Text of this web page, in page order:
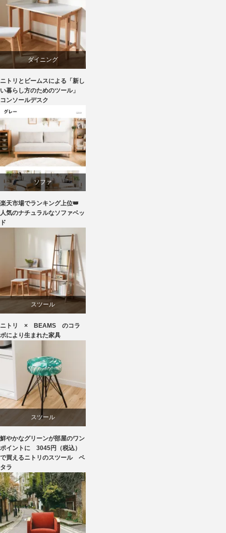
ブランディング
マーケティング
ライフスタイル
ダイニング
テーブル
ビーチ
ブランディング
マーケティング
家具
ニトリとビームスによる「新し
い暮らし方のためのツール」
コンソールデスク
ソファ
ライフスタイル
楽天市場でランキング上位👑
人気のナチュラルなソファベッ
ド
スツール
ニトリ
ビーチ
ブランディング
椅子
ニトリ × BEAMS のコラ
ボにより生まれた家具
スツール
ニトリ
椅子
鮮やかなグリーンが部屋のワン
ポイントに 3045円（税込）
で買えるニトリのスツール ペ
タラ